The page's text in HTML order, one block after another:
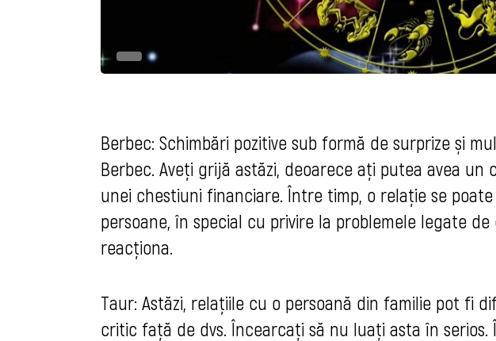
Berbec: Schimbări pozitive sub formă de surprize și
Berbec. Aveți grijă astăzi, deoarece ați putea avea
unei chestiuni financiare. Între timp, o relație se
persoane, în special cu privire la problemele legate
reacționa.
Taur: Astăzi, relațiile cu o persoană din familie pot fi
critic față de dvs. Încearcaţi să nu luaţi asta în